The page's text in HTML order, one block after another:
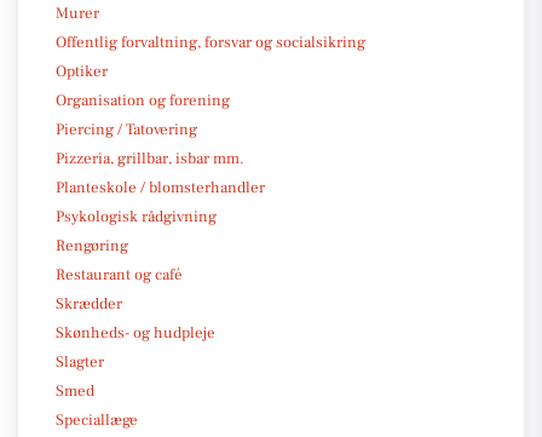
Murer
Offentlig forvaltning, forsvar og socialsikring
Optiker
Organisation og forening
Piercing / Tatovering
Pizzeria, grillbar, isbar mm.
Planteskole / blomsterhandler
Psykologisk rådgivning
Rengøring
Restaurant og café
Skrædder
Skønheds- og hudpleje
Slagter
Smed
Speciallæge